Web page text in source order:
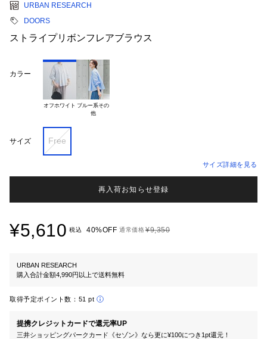
URBAN RESEARCH
DOORS
ストライプリボンフレアブラウス
カラー
オフホワイト ブルー系その
他
サイズ Free
サイズ詳細を見る
再入荷お知らせ登録
¥5,610 税込 40%OFF 通常価格¥9,350
URBAN RESEARCH
購入合計金額4,990円以上で送料無料
取得予定ポイント数： 51 pt
提携クレジットカードで還元率UP
三井ショッピングパークカード《セゾン》なら更に¥100につき1pt還元！